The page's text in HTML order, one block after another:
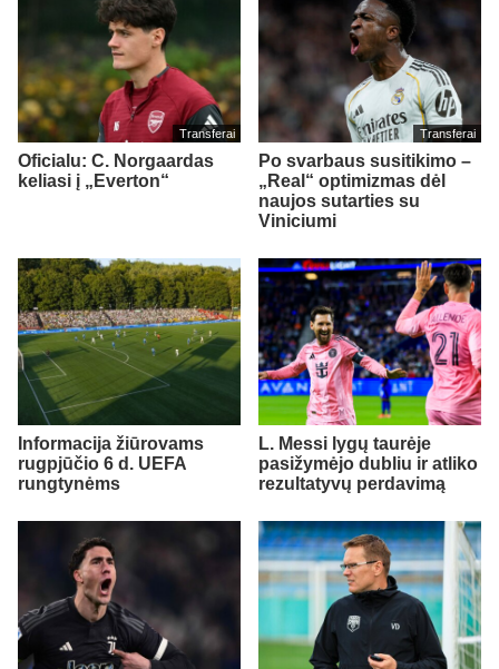
Transferai
Oficialu: C. Norgaardas
keliasi į „Everton“
Transferai
Po svarbaus susitikimo –
„Real“ optimizmas dėl
naujos sutarties su
Viniciumi
Informacija žiūrovams
rugpjūčio 6 d. UEFA
rungtynėms
L. Messi lygų taurėje
pasižymėjo dubliu ir atliko
rezultatyvų perdavimą